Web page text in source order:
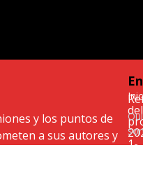
y los puntos de
a sus autores y
del
1-